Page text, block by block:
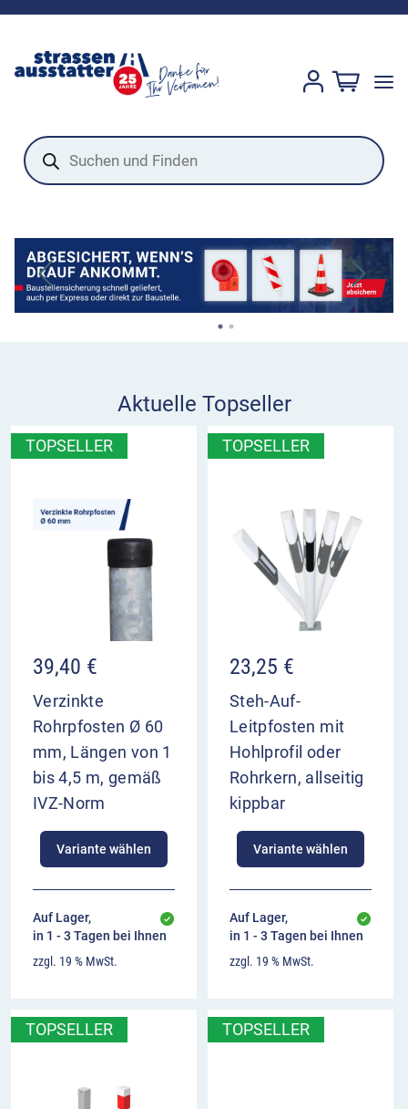
Products
search
Aktuelle Topseller
TOPSELLER
39,40 €
Verzinkte
Rohrpfosten Ø 60
mm, Längen von 1
bis 4,5 m, gemäß
IVZ-Norm
Variante wählen
Auf Lager,
in 1 - 3 Tagen bei Ihnen
zzgl. 19 % MwSt.
TOPSELLER
23,25 €
Steh-Auf-
Leitpfosten mit
Hohlprofil oder
Rohrkern, allseitig
kippbar
Variante wählen
Auf Lager,
in 1 - 3 Tagen bei Ihnen
zzgl. 19 % MwSt.
TOPSELLER TOPSELLER